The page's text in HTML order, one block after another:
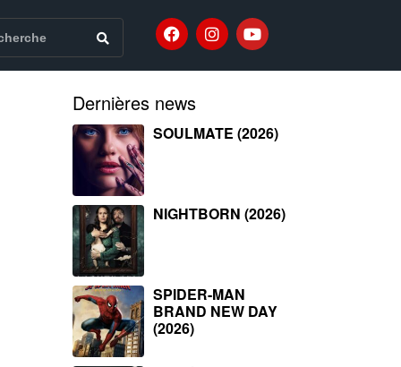
Dernières news
SOULMATE (2026)
NIGHTBORN (2026)
SPIDER-MAN
BRAND NEW DAY
(2026)